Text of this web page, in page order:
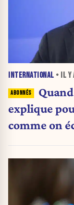
INTERNATIONAL • IL Y
explique
comme on